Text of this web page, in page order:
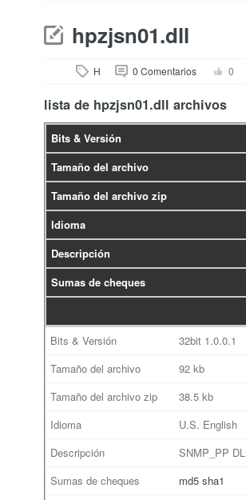
hpzjsn01.dll
H 0 Comentarios 0
lista de hpzjsn01.dll archivos
Bits & Versión
Tamaño del archivo
Tamaño del archivo zip
Idioma
Descripción
Sumas de cheques
32bit 1.0.0.1
92 kb
38.5 kb
U.S. English
SNMP_PP
md5 sha1